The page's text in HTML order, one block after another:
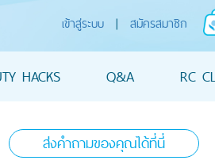
เข้าสู่ระบบ | สมัครสมาชิก
HACKS Q&A RC
ส่งคำถามของคุณได้ที่นี่